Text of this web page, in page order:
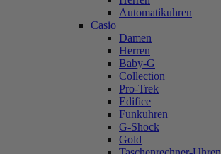
Automatikuhren
Casio
Damen
Herren
Baby-G
Collection
Pro-Trek
Edifice
Funkuhren
G-Shock
Gold